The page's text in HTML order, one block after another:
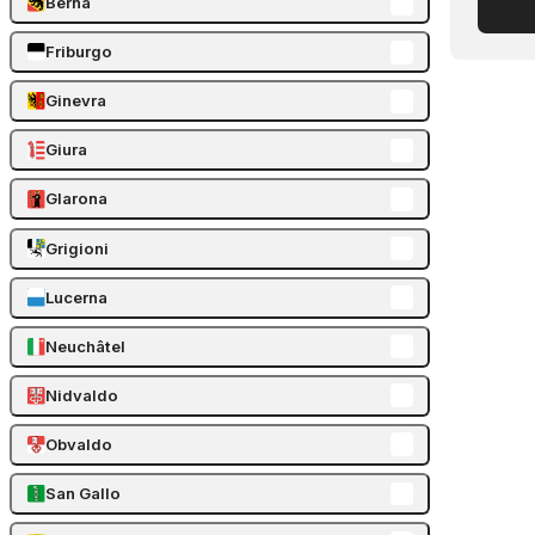
Friburgo
Ginevra
Giura
Glarona
Grigioni
Lucerna
Neuchâtel
Nidvaldo
Obvaldo
San Gallo